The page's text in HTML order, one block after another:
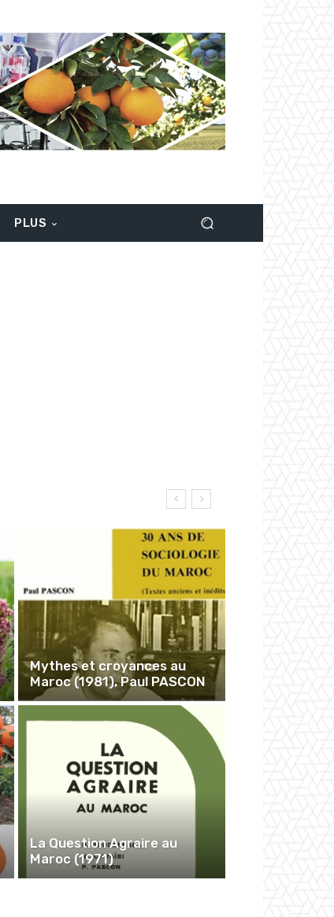
PLUS
Mythes et croyances au
Maroc (1981), Paul PASCON
La Question Agraire au
Maroc (1971)